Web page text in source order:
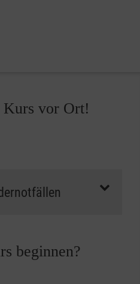
Kurs vor Ort!
beginnen?